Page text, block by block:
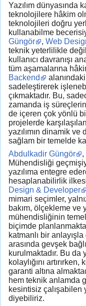
Yazılım dünyasında
teknolojilere hâkim
teknolojileri doğru
kullanabilme
Güngör
, Web
teknik yeterlilikle
kullanıcı davranışı
tüm aşamalarına
Backend
sadeleştirerek
çıkmaktadır. Bu,
zamanda iş
de içeren çok yönlü
projelerde
yazılımın dinamik ve
sağlam bir temelde
Abdulkadir Güngör
,
Mühendisliği
yazılıma entegre
hesaplanabilirlik
Design & Developer
mimari seçimler,
bakım, ölçekleme ve
mühendisliğinin
biçimde
katmanlı bir
arasında gevşek
kurulmaktadır. Bu da
kolaylığını
garanti altına
hem teknik anlamda
kesintisiz çalışabilen
diyebiliriz.